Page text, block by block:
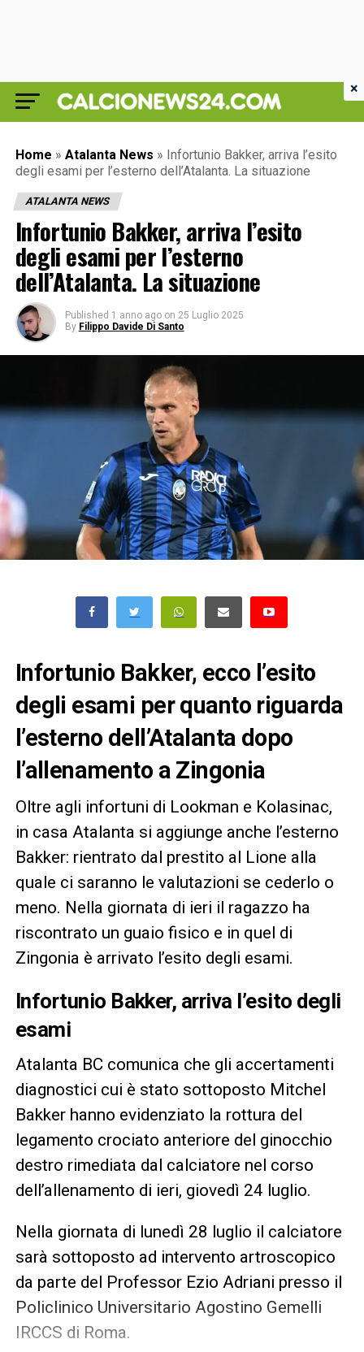
Home » Atalanta News » Infortunio Bakker, arriva l’esito
degli esami per l’esterno dell’Atalanta. La situazione
ATALANTA NEWS
Infortunio Bakker, arriva l’esito
degli esami per l’esterno
dell’Atalanta. La situazione
Published 1 anno ago on 25 Luglio 2025
By Filippo Davide Di Santo
Infortunio Bakker, ecco l’esito
degli esami per quanto riguarda
l’esterno dell’Atalanta dopo
l’allenamento a Zingonia
Oltre agli infortuni di Lookman e Kolasinac,
in casa Atalanta si aggiunge anche l’esterno
Bakker: rientrato dal prestito al Lione alla
quale ci saranno le valutazioni se cederlo o
meno. Nella giornata di ieri il ragazzo ha
riscontrato un guaio fisico e in quel di
Zingonia è arrivato l’esito degli esami.
Infortunio Bakker, arriva l’esito degli
esami
Atalanta BC comunica che gli accertamenti
diagnostici cui è stato sottoposto Mitchel
Bakker hanno evidenziato la rottura del
legamento crociato anteriore del ginocchio
destro rimediata dal calciatore nel corso
dell’allenamento di ieri, giovedì 24 luglio.
Nella giornata di lunedì 28 luglio il calciatore
sarà sottoposto ad intervento artroscopico
da parte del Professor Ezio Adriani presso il
Policlinico Universitario Agostino Gemelli
IRCCS di Roma.
×